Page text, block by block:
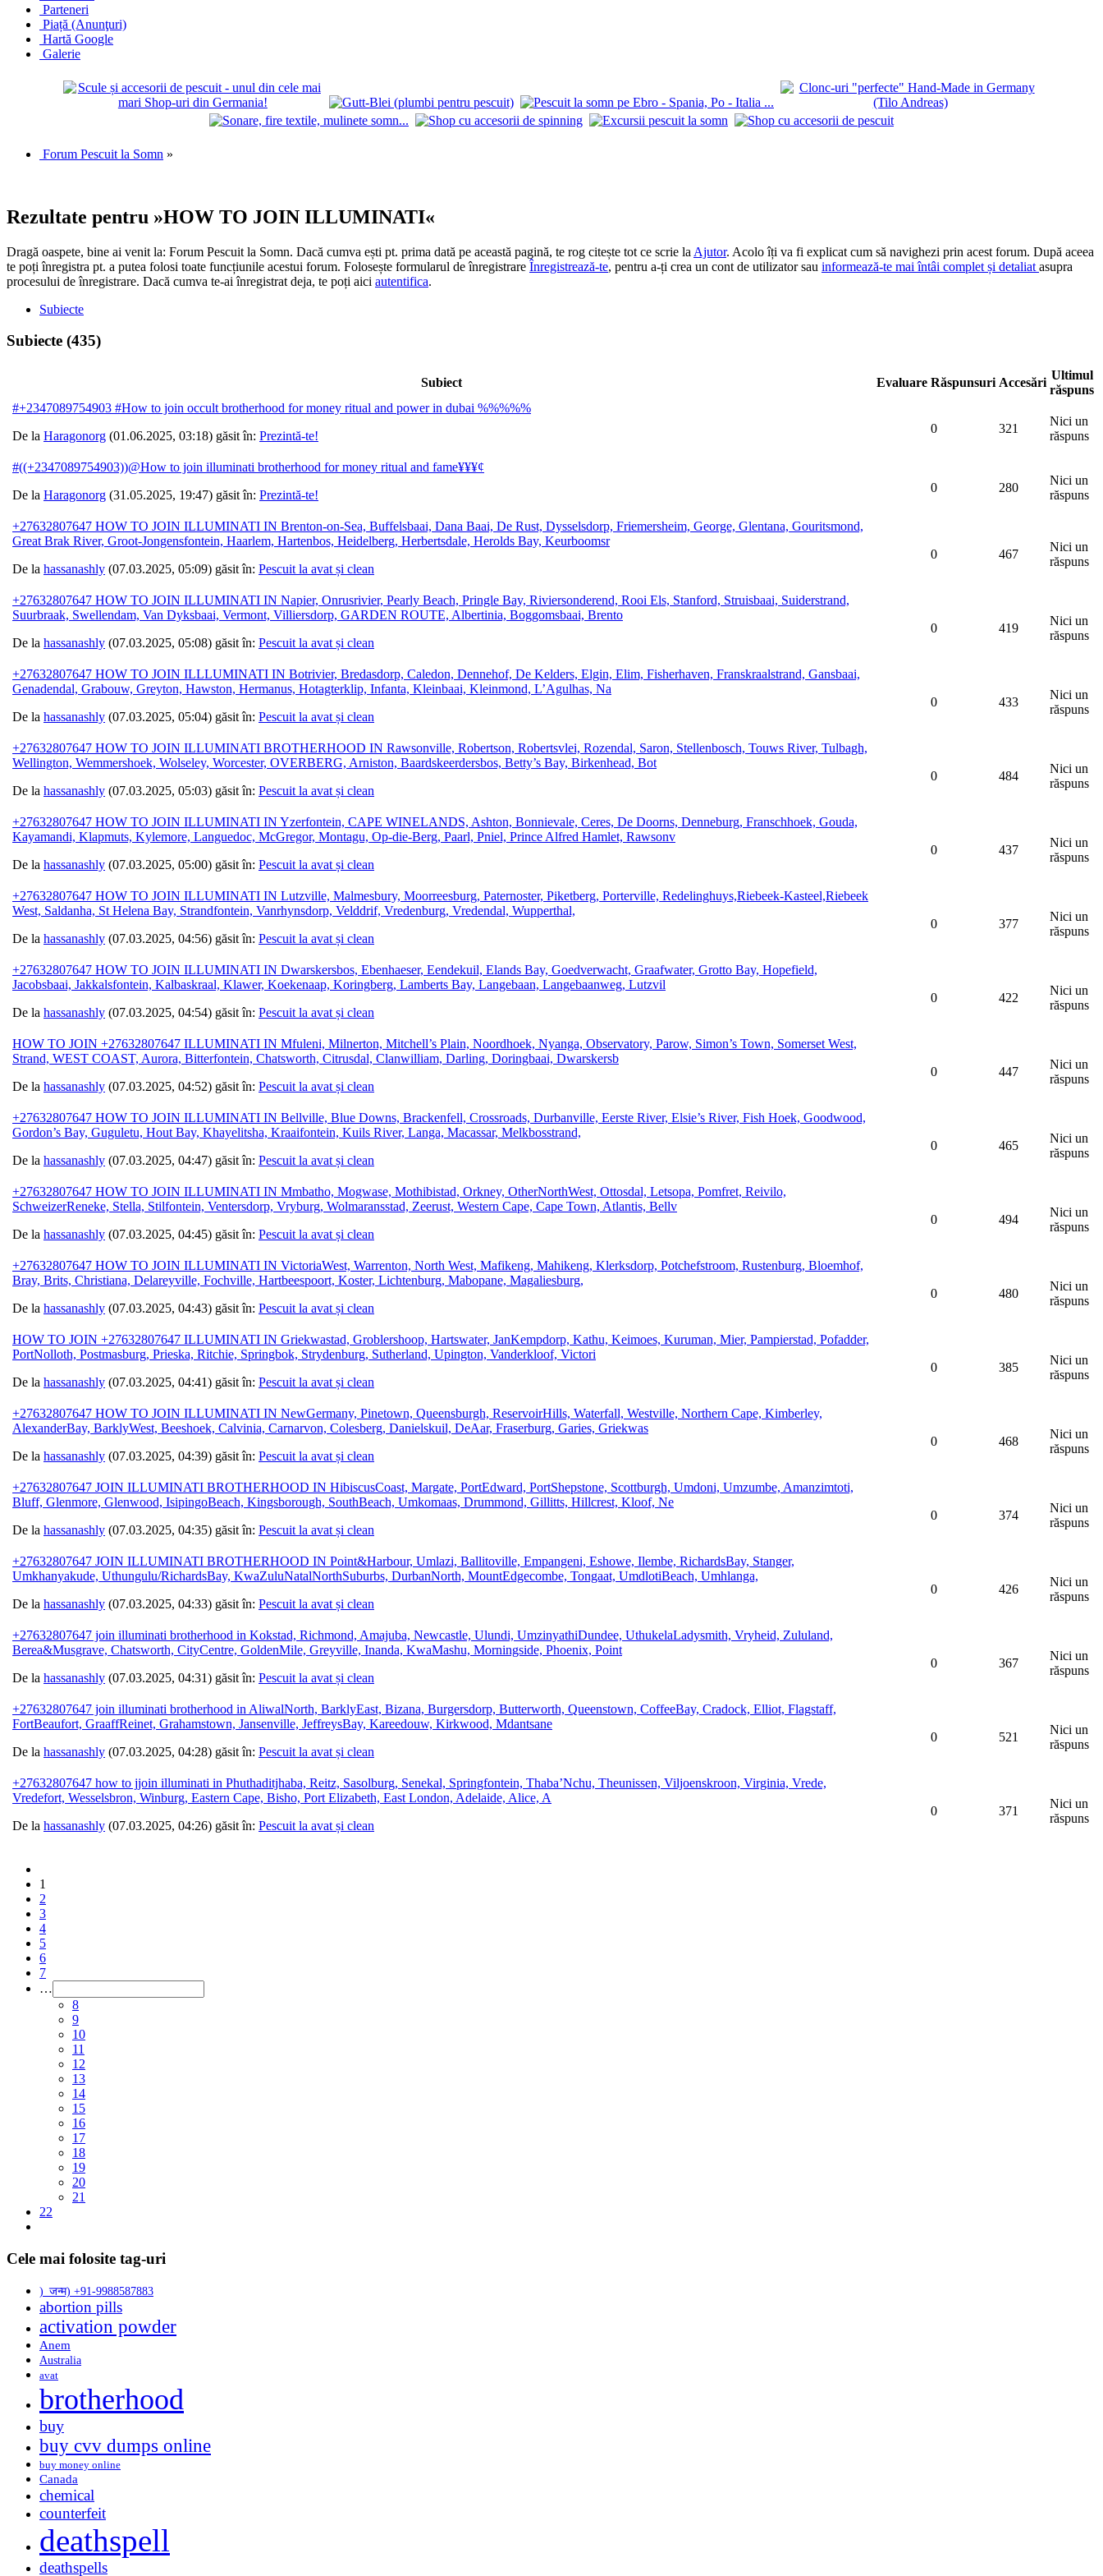
Parteneri
Piață (Anunţuri)
Hartă Google
Galerie
Forum Pescuit la Somn »
Rezultate pentru »HOW TO JOIN ILLUMINATI«
Dragă oaspete, bine ai venit la: Forum Pescuit la Somn. Dacă cumva ești pt. prima dată pe această pagină, te rog citește tot ce scrie la Ajutor. Acolo îți va fi explicat cum să navighezi prin acest forum. După aceea
te poți înregistra pt. a putea folosi toate funcțiunile acestui forum. Folosește formularul de înregistrare Înregistrează-te, pentru a-ți crea un cont de utilizator sau informează-te mai întâi complet și detaliat asupra
procesului de înregistrare. Dacă cumva te-ai înregistrat deja, te poți aici autentifica.
Subiecte
Subiecte (435)
Subiect Evaluare Răspunsuri Accesări
Ultimul
răspuns
#+2347089754903 #How to join occult brotherhood for money ritual and power in dubai %%%%%
De la Haragonorg (01.06.2025, 03:18) găsit în: Prezintă-te!
0 321
Nici un
răspuns
#((+2347089754903))@How to join illuminati brotherhood for money ritual and fame¥¥¥¢
De la Haragonorg (31.05.2025, 19:47) găsit în: Prezintă-te!
0 280
Nici un
răspuns
+27632807647 HOW TO JOIN ILLUMINATI IN Brenton-on-Sea, Buffelsbaai, Dana Baai, De Rust, Dysselsdorp, Friemersheim, George, Glentana, Gouritsmond,
Great Brak River, Groot-Jongensfontein, Haarlem, Hartenbos, Heidelberg, Herbertsdale, Herolds Bay, Keurboomsr
De la hassanashly (07.03.2025, 05:09) găsit în: Pescuit la avat și clean
0 467
Nici un
răspuns
+27632807647 HOW TO JOIN ILLUMINATI IN Napier, Onrusrivier, Pearly Beach, Pringle Bay, Riviersonderend, Rooi Els, Stanford, Struisbaai, Suiderstrand,
Suurbraak, Swellendam, Van Dyksbaai, Vermont, Villiersdorp, GARDEN ROUTE, Albertinia, Boggomsbaai, Brento
De la hassanashly (07.03.2025, 05:08) găsit în: Pescuit la avat și clean
0 419
Nici un
răspuns
+27632807647 HOW TO JOIN ILLLUMINATI IN Botrivier, Bredasdorp, Caledon, Dennehof, De Kelders, Elgin, Elim, Fisherhaven, Franskraalstrand, Gansbaai,
Genadendal, Grabouw, Greyton, Hawston, Hermanus, Hotagterklip, Infanta, Kleinbaai, Kleinmond, L’Agulhas, Na
De la hassanashly (07.03.2025, 05:04) găsit în: Pescuit la avat și clean
0 433
Nici un
răspuns
+27632807647 HOW TO JOIN ILLUMINATI BROTHERHOOD IN Rawsonville, Robertson, Robertsvlei, Rozendal, Saron, Stellenbosch, Touws River, Tulbagh,
Wellington, Wemmershoek, Wolseley, Worcester, OVERBERG, Arniston, Baardskeerdersbos, Betty’s Bay, Birkenhead, Bot
De la hassanashly (07.03.2025, 05:03) găsit în: Pescuit la avat și clean
0 484
Nici un
răspuns
+27632807647 HOW TO JOIN ILLUMINATI IN Yzerfontein, CAPE WINELANDS, Ashton, Bonnievale, Ceres, De Doorns, Denneburg, Franschhoek, Gouda,
Kayamandi, Klapmuts, Kylemore, Languedoc, McGregor, Montagu, Op-die-Berg, Paarl, Pniel, Prince Alfred Hamlet, Rawsonv
De la hassanashly (07.03.2025, 05:00) găsit în: Pescuit la avat și clean
0 437
Nici un
răspuns
+27632807647 HOW TO JOIN ILLUMINATI IN Lutzville, Malmesbury, Moorreesburg, Paternoster, Piketberg, Porterville, Redelinghuys,Riebeek-Kasteel,Riebeek
West, Saldanha, St Helena Bay, Strandfontein, Vanrhynsdorp, Velddrif, Vredenburg, Vredendal, Wupperthal,
De la hassanashly (07.03.2025, 04:56) găsit în: Pescuit la avat și clean
0 377
Nici un
răspuns
+27632807647 HOW TO JOIN ILLUMINATI IN Dwarskersbos, Ebenhaeser, Eendekuil, Elands Bay, Goedverwacht, Graafwater, Grotto Bay, Hopefield,
Jacobsbaai, Jakkalsfontein, Kalbaskraal, Klawer, Koekenaap, Koringberg, Lamberts Bay, Langebaan, Langebaanweg, Lutzvil
De la hassanashly (07.03.2025, 04:54) găsit în: Pescuit la avat și clean
0 422
Nici un
răspuns
HOW TO JOIN +27632807647 ILLUMINATI IN Mfuleni, Milnerton, Mitchell’s Plain, Noordhoek, Nyanga, Observatory, Parow, Simon’s Town, Somerset West,
Strand, WEST COAST, Aurora, Bitterfontein, Chatsworth, Citrusdal, Clanwilliam, Darling, Doringbaai, Dwarskersb
De la hassanashly (07.03.2025, 04:52) găsit în: Pescuit la avat și clean
0 447
Nici un
răspuns
+27632807647 HOW TO JOIN ILLUMINATI IN Bellville, Blue Downs, Brackenfell, Crossroads, Durbanville, Eerste River, Elsie’s River, Fish Hoek, Goodwood,
Gordon’s Bay, Guguletu, Hout Bay, Khayelitsha, Kraaifontein, Kuils River, Langa, Macassar, Melkbosstrand,
De la hassanashly (07.03.2025, 04:47) găsit în: Pescuit la avat și clean
0 465
Nici un
răspuns
+27632807647 HOW TO JOIN ILLUMINATI IN Mmbatho, Mogwase, Mothibistad, Orkney, OtherNorthWest, Ottosdal, Letsopa, Pomfret, Reivilo,
SchweizerReneke, Stella, Stilfontein, Ventersdorp, Vryburg, Wolmaransstad, Zeerust, Western Cape, Cape Town, Atlantis, Bellv
De la hassanashly (07.03.2025, 04:45) găsit în: Pescuit la avat și clean
0 494
Nici un
răspuns
+27632807647 HOW TO JOIN ILLUMINATI IN VictoriaWest, Warrenton, North West, Mafikeng, Mahikeng, Klerksdorp, Potchefstroom, Rustenburg, Bloemhof,
Bray, Brits, Christiana, Delareyville, Fochville, Hartbeespoort, Koster, Lichtenburg, Mabopane, Magaliesburg,
De la hassanashly (07.03.2025, 04:43) găsit în: Pescuit la avat și clean
0 480
Nici un
răspuns
HOW TO JOIN +27632807647 ILLUMINATI IN Griekwastad, Groblershoop, Hartswater, JanKempdorp, Kathu, Keimoes, Kuruman, Mier, Pampierstad, Pofadder,
PortNolloth, Postmasburg, Prieska, Ritchie, Springbok, Strydenburg, Sutherland, Upington, Vanderkloof, Victori
De la hassanashly (07.03.2025, 04:41) găsit în: Pescuit la avat și clean
0 385
Nici un
răspuns
+27632807647 HOW TO JOIN ILLUMINATI IN NewGermany, Pinetown, Queensburgh, ReservoirHills, Waterfall, Westville, Northern Cape, Kimberley,
AlexanderBay, BarklyWest, Beeshoek, Calvinia, Carnarvon, Colesberg, Danielskuil, DeAar, Fraserburg, Garies, Griekwas
De la hassanashly (07.03.2025, 04:39) găsit în: Pescuit la avat și clean
0 468
Nici un
răspuns
+27632807647 JOIN ILLUMINATI BROTHERHOOD IN HibiscusCoast, Margate, PortEdward, PortShepstone, Scottburgh, Umdoni, Umzumbe, Amanzimtoti,
Bluff, Glenmore, Glenwood, IsipingoBeach, Kingsborough, SouthBeach, Umkomaas, Drummond, Gillitts, Hillcrest, Kloof, Ne
De la hassanashly (07.03.2025, 04:35) găsit în: Pescuit la avat și clean
0 374
Nici un
răspuns
+27632807647 JOIN ILLUMINATI BROTHERHOOD IN Point&Harbour, Umlazi, Ballitoville, Empangeni, Eshowe, Ilembe, RichardsBay, Stanger,
Umkhanyakude, Uthungulu/RichardsBay, KwaZuluNatalNorthSuburbs, DurbanNorth, MountEdgecombe, Tongaat, UmdlotiBeach, Umhlanga,
De la hassanashly (07.03.2025, 04:33) găsit în: Pescuit la avat și clean
0 426
Nici un
răspuns
+27632807647 join illuminati brotherhood in Kokstad, Richmond, Amajuba, Newcastle, Ulundi, UmzinyathiDundee, UthukelaLadysmith, Vryheid, Zululand,
Berea&Musgrave, Chatsworth, CityCentre, GoldenMile, Greyville, Inanda, KwaMashu, Morningside, Phoenix, Point
De la hassanashly (07.03.2025, 04:31) găsit în: Pescuit la avat și clean
0 367
Nici un
răspuns
+27632807647 join illuminati brotherhood in AliwalNorth, BarklyEast, Bizana, Burgersdorp, Butterworth, Queenstown, CoffeeBay, Cradock, Elliot, Flagstaff,
FortBeaufort, GraaffReinet, Grahamstown, Jansenville, JeffreysBay, Kareedouw, Kirkwood, Mdantsane
De la hassanashly (07.03.2025, 04:28) găsit în: Pescuit la avat și clean
0 521
Nici un
răspuns
+27632807647 how to jjoin illuminati in Phuthaditjhaba, Reitz, Sasolburg, Senekal, Springfontein, Thaba’Nchu, Theunissen, Viljoenskroon, Virginia, Vrede,
Vredefort, Wesselsbron, Winburg, Eastern Cape, Bisho, Port Elizabeth, East London, Adelaide, Alice, A
De la hassanashly (07.03.2025, 04:26) găsit în: Pescuit la avat și clean
0 371
Nici un
răspuns
1
2
3
4
5
6
7
…
8
9
10
11
12
13
14
15
16
17
18
19
20
21
22
Cele mai folosite tag-uri
)_जन्म) +91-9988587883
abortion pills
activation powder
Anem
Australia
avat
brotherhood
buy
buy cvv dumps online
buy money online
Canada
chemical
counterfeit
deathspell
deathspells